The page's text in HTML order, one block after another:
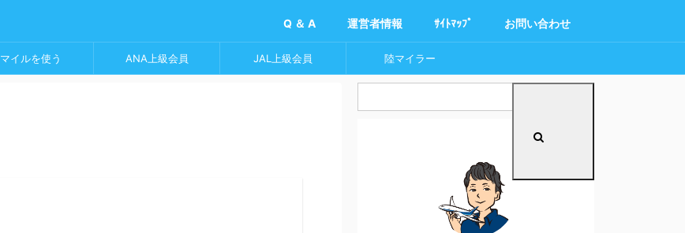
Q ＆ A 運営者情報 ｻｲﾄﾏｯﾌﾟ お問い合わせ
マイルを使う ANA上級会員 JAL上級会員 陸マイラー